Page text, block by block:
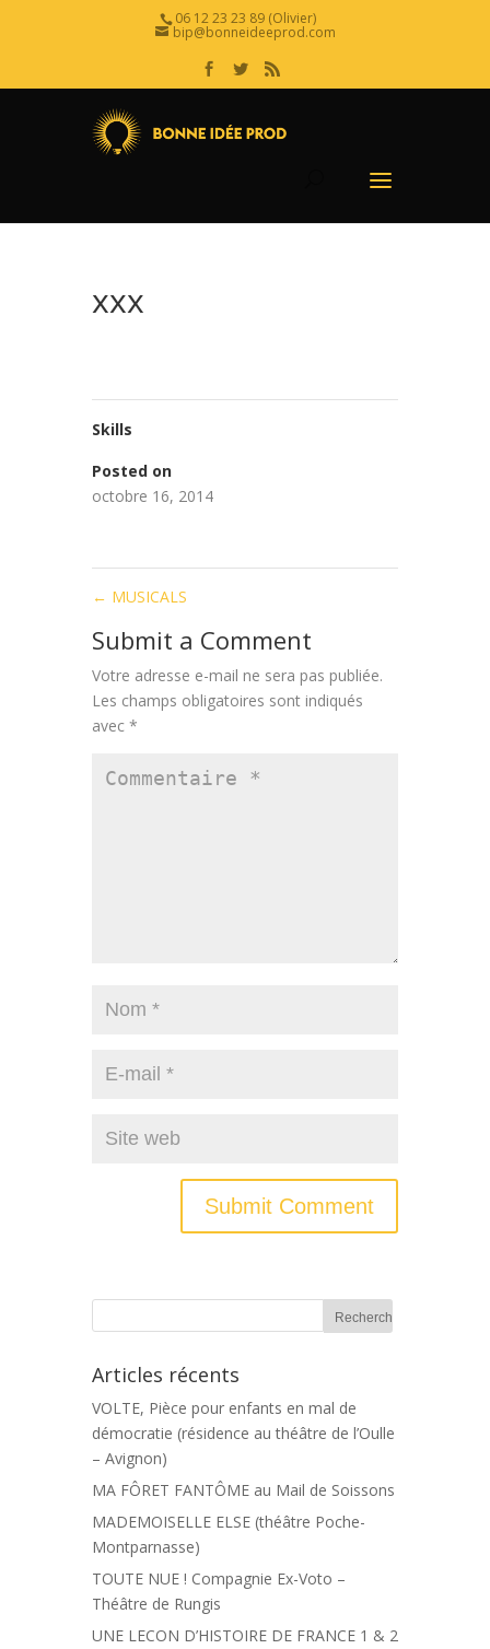
06 12 23 23 89 (Olivier)
bip@bonneideeprod.com
xxx
Skills
Posted on
octobre 16, 2014
← MUSICALS
Submit a Comment
Votre adresse e-mail ne sera pas publiée.
Les champs obligatoires sont indiqués
avec *
Articles récents
VOLTE, Pièce pour enfants en mal de
démocratie (résidence au théâtre de l’Oulle
– Avignon)
MA FÔRET FANTÔME au Mail de Soissons
MADEMOISELLE ELSE (théâtre Poche-
Montparnasse)
TOUTE NUE ! Compagnie Ex-Voto –
Théâtre de Rungis
UNE LECON D’HISTOIRE DE FRANCE 1 & 2